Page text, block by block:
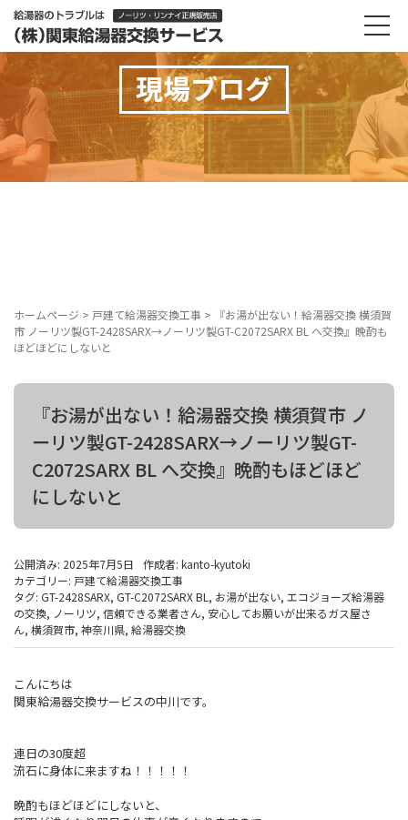
現場ブログ
ホームページ > 戸建て給湯器交換工事 >
『お湯が出ない！給湯器交換 横須賀
市 ノーリツ製GT-2428SARX→ノーリツ製GT-C2072SARX BL へ交換』晩酌も
ほどほどにしないと
『お湯が出ない！給湯器交換 横須賀市 ノ
ーリツ製GT-2428SARX→ノーリツ製GT-
C2072SARX BL へ交換』晩酌もほどほど
にしないと
公開済み: 2025年7月5日 作成者: kanto-kyutoki
カテゴリー: 戸建て給湯器交換工事
タグ: GT-2428SARX, GT-C2072SARX BL , お湯が出ない, エコジョーズ給湯器
の交換, ノーリツ, 信頼できる業者さん, 安心してお願いが出来るガス屋さ
ん, 横須賀市, 神奈川県, 給湯器交換
こんにちは
関東給湯器交換サービスの中川です。
連日の30度超
流石に身体に来ますね！！！！！
晩酌もほどほどにしないと、